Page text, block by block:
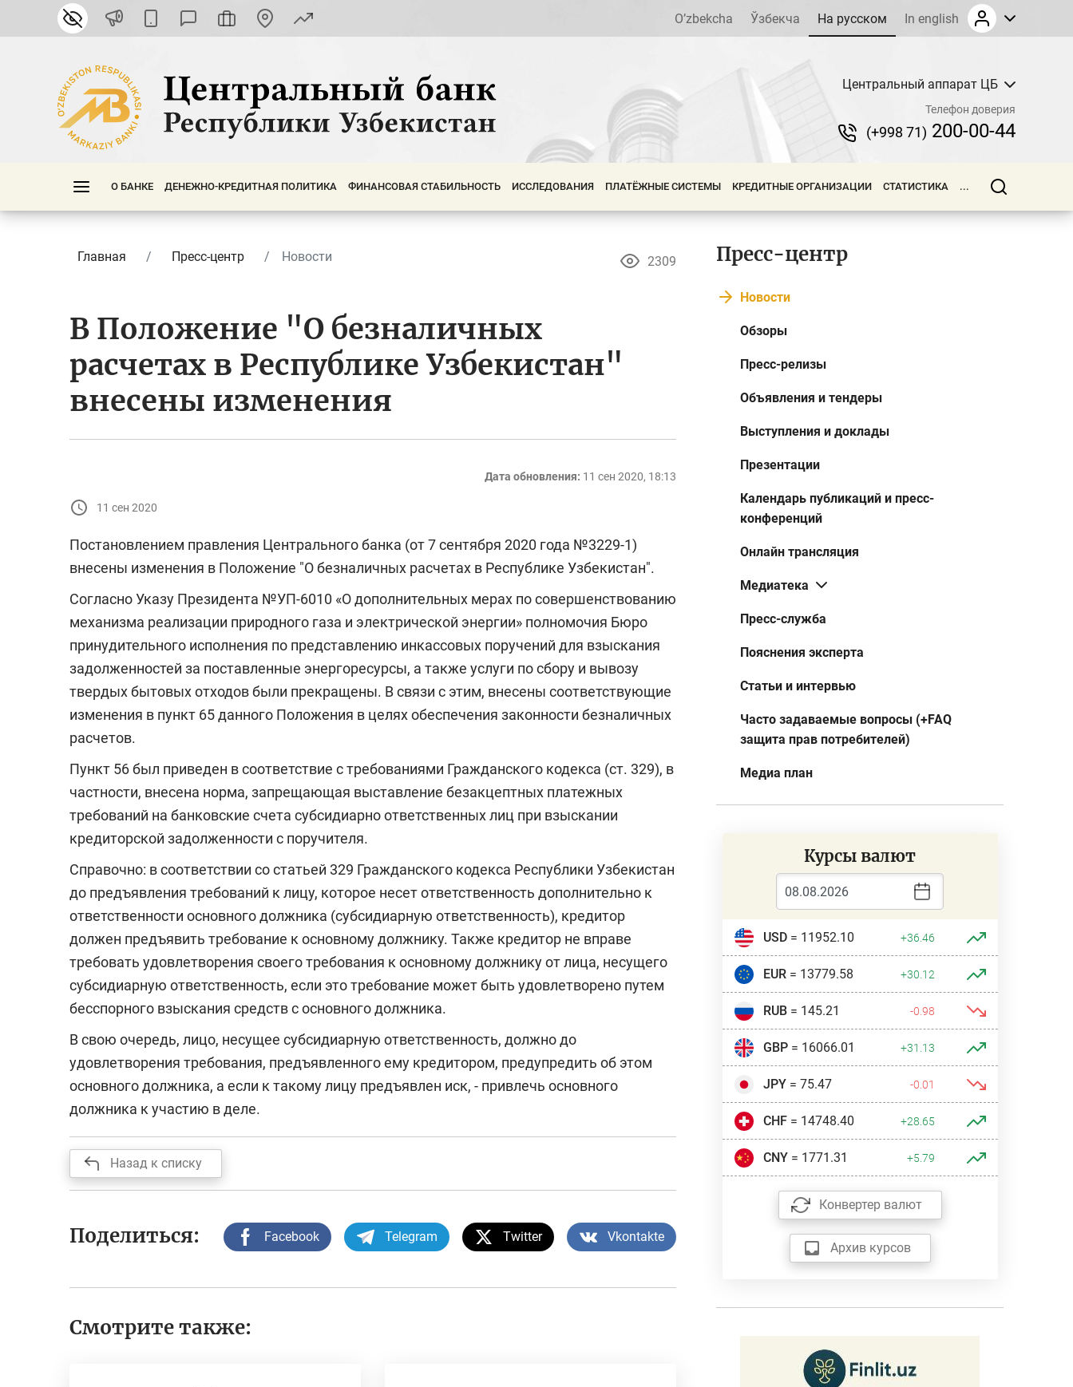
O’zbekcha Ўзбекча На русском In english
Центральный аппарат ЦБ
Телефон доверия
(+998 71) 200-00-44
О БАНКЕ ДЕНЕЖНО-КРЕДИТНАЯ ПОЛИТИКА ФИНАНСОВАЯ СТАБИЛЬНОСТЬ ИССЛЕДОВАНИЯ ПЛАТЁЖНЫЕ СИСТЕМЫ КРЕДИТНЫЕ ОРГАНИЗАЦИИ СТАТИСТИКА ...
Главная Пресс-центр Новости 2309
В Положение "О безналичных
расчетах в Республике Узбекистан"
внесены изменения
Дата обновления: 11 сен 2020, 18:13
11 сен 2020
Постановлением правления Центрального банка (от 7 сентября 2020 года №3229-1)
внесены изменения в Положение "О безналичных расчетах в Республике Узбекистан".
Согласно Указу Президента №УП-6010 «О дополнительных мерах по совершенствованию
механизма реализации природного газа и электрической энергии» полномочия Бюро
принудительного исполнения по представлению инкассовых поручений для взыскания
задолженностей за поставленные энергоресурсы, а также услуги по сбору и вывозу
твердых бытовых отходов были прекращены. В связи с этим, внесены соответствующие
изменения в пункт 65 данного Положения в целях обеспечения законности безналичных
расчетов.
Пункт 56 был приведен в соответствие с требованиями Гражданского кодекса (ст. 329), в
частности, внесена норма, запрещающая выставление безакцептных платежных
требований на банковские счета субсидиарно ответственных лиц при взыскании
кредиторской задолженности с поручителя.
Справочно: в соответствии со статьей 329 Гражданского кодекса Республики Узбекистан
до предъявления требований к лицу, которое несет ответственность дополнительно к
ответственности основного должника (субсидиарную ответственность), кредитор
должен предъявить требование к основному должнику. Также кредитор не вправе
требовать удовлетворения своего требования к основному должнику от лица, несущего
субсидиарную ответственность, если это требование может быть удовлетворено путем
бесспорного взыскания средств с основного должника.
В свою очередь, лицо, несущее субсидиарную ответственность, должно до
удовлетворения требования, предъявленного ему кредитором, предупредить об этом
основного должника, а если к такому лицу предъявлен иск, - привлечь основного
должника к участию в деле.
Назад к списку
Поделиться: Facebook Telegram Twitter Vkontakte
Смотрите также:
Пресс-центр
Новости
Обзоры
Пресс-релизы
Объявления и тендеры
Выступления и доклады
Презентации
Календарь публикаций и пресс-
конференций
Онлайн трансляция
Медиатека
Пресс-служба
Пояснения эксперта
Статьи и интервью
Часто задаваемые вопросы (+FAQ
защита прав потребителей)
Медиа план
Курсы валют
USD= 11952.10 +36.46
EUR= 13779.58 +30.12
RUB= 145.21 -0.98
GBP= 16066.01 +31.13
JPY= 75.47 -0.01
CHF= 14748.40 +28.65
CNY= 1771.31 +5.79
Конвертер валют
Архив курсов